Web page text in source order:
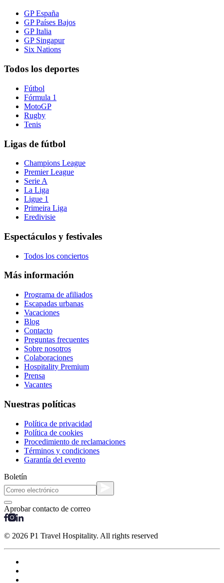
GP España
GP Países Bajos
GP Italia
GP Singapur
Six Nations
Todos los deportes
Fútbol
Fórmula 1
MotoGP
Rugby
Tenis
Ligas de fútbol
Champions League
Premier League
Serie A
La Liga
Ligue 1
Primeira Liga
Eredivisie
Espectáculos y festivales
Todos los conciertos
Más información
Programa de afiliados
Escapadas urbanas
Vacaciones
Blog
Contacto
Preguntas frecuentes
Sobre nosotros
Colaboraciones
Hospitality Premium
Prensa
Vacantes
Nuestras políticas
Política de privacidad
Política de cookies
Procedimiento de reclamaciones
Términos y condiciones
Garantía del evento
Boletín
Aprobar contacto de correo
© 2026 P1 Travel Hospitality. All rights reserved